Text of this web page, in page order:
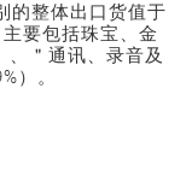
的整体出口货值于
要包括珠宝、金
＂通讯、录音及
）。